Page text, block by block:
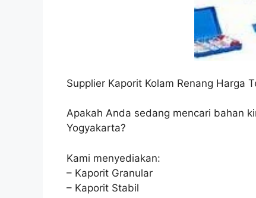
Supplier Kaporit Kolam Renang Harga
Apakah Anda sedang mencari bahan
Yogyakarta?
Kami menyediakan:
– Kaporit Granular
– Kaporit Stabil